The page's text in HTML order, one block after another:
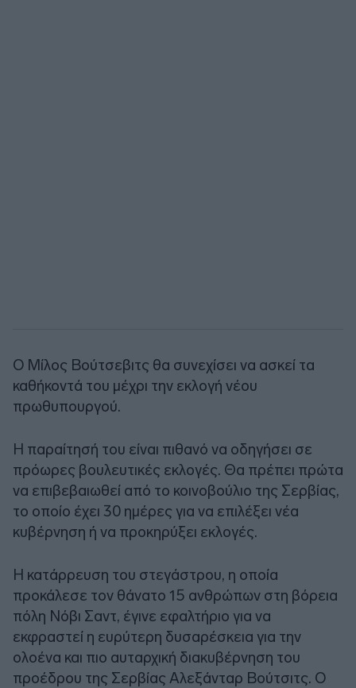
Ο Μίλος Βούτσεβιτς θα συνεχίσει να ασκεί τα
καθήκοντά του μέχρι την εκλογή νέου
πρωθυπουργού.
Η παραίτησή του είναι πιθανό να οδηγήσει σε
πρόωρες βουλευτικές εκλογές. Θα πρέπει πρώτα
να επιβεβαιωθεί από το κοινοβούλιο της Σερβίας,
το οποίο έχει 30 ημέρες για να επιλέξει νέα
κυβέρνηση ή να προκηρύξει εκλογές.
Η κατάρρευση του στεγάστρου, η οποία
προκάλεσε τον θάνατο 15 ανθρώπων στη βόρεια
πόλη Νόβι Σαντ, έγινε εφαλτήριο για να
εκφραστεί η ευρύτερη δυσαρέσκεια για την
ολοένα και πιο αυταρχική διακυβέρνηση του
προέδρου της Σερβίας Αλεξάνταρ Βούτσιτς. Ο